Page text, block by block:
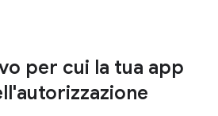
per cui la tua app